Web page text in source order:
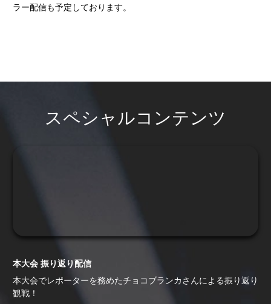
ラー配信も予定しております。
スペシャルコンテンツ
本大会 振り返り配信
本大会でレポーターを務めたチョコブランカさんによる振り返り
観戦！